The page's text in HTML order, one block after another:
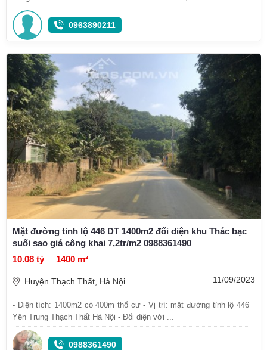
0963890211
Mặt đường tỉnh lộ 446 DT 1400m2 đối diện khu Thác bạc
suối sao giá công khai 7,2tr/m2 0988361490
10.08 tỷ
1400 m²
Huyện Thạch Thất, Hà Nội 11/09/2023
- Diện tích: 1400m2 có 400m thổ cư - Vị trí: mặt đường tỉnh lộ 446
Yên Trung Thạch Thất Hà Nội - Đối diện với ...
0988361490